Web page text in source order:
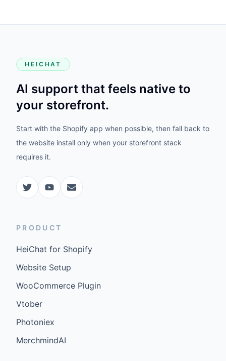
HEICHAT
AI support that feels native to
your storefront.
Start with the Shopify app when possible, then fall back to
the website install only when your storefront stack
requires it.
PRODUCT
HeiChat for Shopify
Website Setup
WooCommerce Plugin
Vtober
Photoniex
MerchmindAI